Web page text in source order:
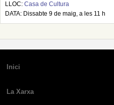
LLOC: Casa de Cultura
DATA: Dissabte 9 de maig, a les 11 h
Inici
La Xarxa